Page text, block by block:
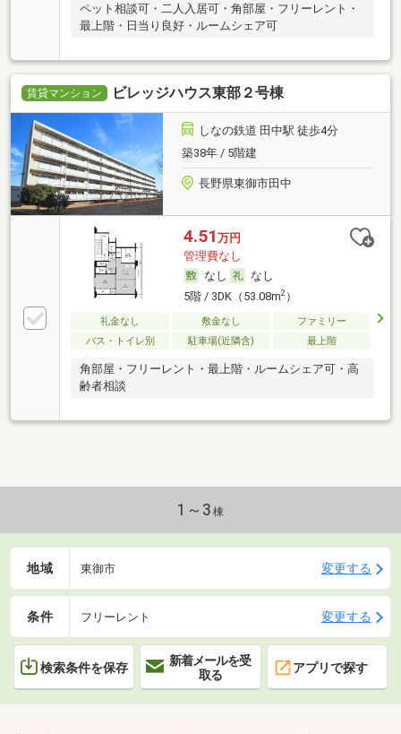
ペット相談可・二人入居可・角部屋・フリーレント・
最上階・日当り良好・ルームシェア可
賃貸マンション ビレッジハウス東部２号棟
しなの鉄道 田中駅 徒歩4分
築38年 / 5階建
長野県東御市田中
4.51 万円
管理費なし
なし
なし
5階 / 3DK（53.08m2）
礼金なし 敷金なし
ファミリー
バス・トイレ別
駐車場(近隣含) 最上階
角部屋・フリーレント・最上階・ルームシェア可・高
齢者相談
1～3 棟
地域 東御市 変更する
条件 フリーレント 変更する
検索条件を保存
新着メールを受
取る
アプリで探す